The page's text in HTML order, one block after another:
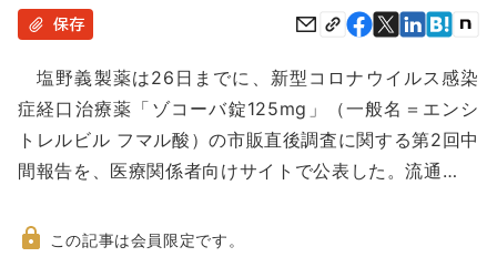
に
保存
塩野義製薬は26日までに、新型コロナウイルス感染
症経口治療薬「ゾコーバ錠125mg」（一般名＝エンシ
トレルビル フマル酸）の市販直後調査に関する第2回中
間報告を、医療関係者向けサイトで公表した。流通…
この記事は会員限定です。